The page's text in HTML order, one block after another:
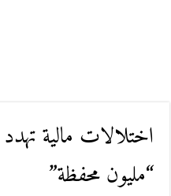
اختلالات مالية
“مليون محفظة”